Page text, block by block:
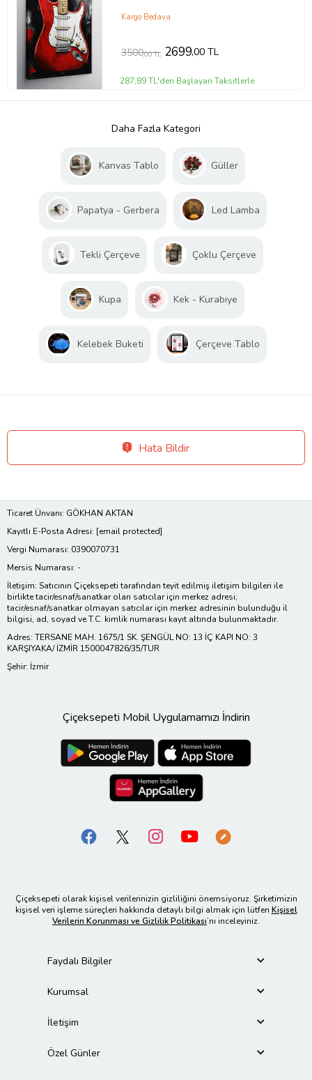
Kargo Bedava
3500,00 TL 2699,00 TL
287,89 TL'den Başlayan Taksitlerle
Daha Fazla Kategori
Kanvas Tablo Güller
Papatya - Gerbera Led Lamba
Tekli Çerçeve Çoklu Çerçeve
Kupa Kek - Kurabiye
Kelebek Buketi Çerçeve Tablo
Hata Bildir
Ticaret Ünvanı: GÖKHAN AKTAN
Kayıtlı E-Posta Adresi: [email protected]
Vergi Numarası: 0390070731
Mersis Numarası: -
İletişim: Satıcının Çiçeksepeti tarafından teyit edilmiş iletişim bilgileri ile
birlikte tacir/esnaf/sanatkar olan satıcılar için merkez adresi;
tacir/esnaf/sanatkar olmayan satıcılar için merkez adresinin bulunduğu il
bilgisi, ad, soyad ve T.C. kimlik numarası kayıt altında bulunmaktadır.
Adres: TERSANE MAH. 1675/1 SK. ŞENGÜL NO: 13 İÇ KAPI NO: 3
KARŞIYAKA/ İZMİR 1500047826/35/TUR
Şehir: İzmir
Çiçeksepeti Mobil Uygulamamızı İndirin
Çiçeksepeti olarak kişisel verilerinizin gizliliğini önemsiyoruz. Şirketimizin
kişisel veri işleme süreçleri hakkında detaylı bilgi almak için lütfen Kişisel
Verilerin Korunması ve Gizlilik Politikası’nı inceleyiniz.
Faydalı Bilgiler
Kurumsal
İletişim
Özel Günler